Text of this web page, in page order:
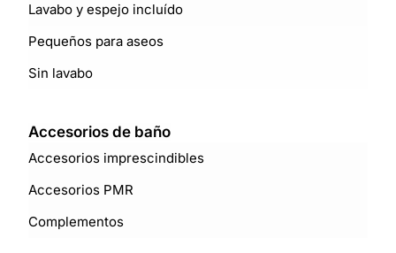
Lavabo y espejo incluído
Pequeños para aseos
Sin lavabo
Accesorios de baño
Accesorios imprescindibles
Accesorios PMR
Complementos